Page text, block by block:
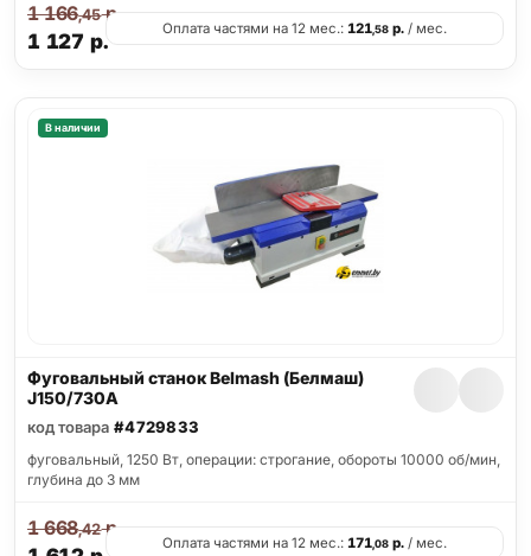
1 127 р.
1 166,45р.
Оплата частями на 12 мес.: 121,58 р. / мес.
В наличии
Фуговальный станок Belmash (Белмаш)
J150/730A
код товара #4729833
фуговальный, 1250 Вт, операции: строгание, обороты 10000 об/мин,
глубина до 3 мм
1 668,42р.
Оплата частями на 12 мес.: 171,08 р. / мес.